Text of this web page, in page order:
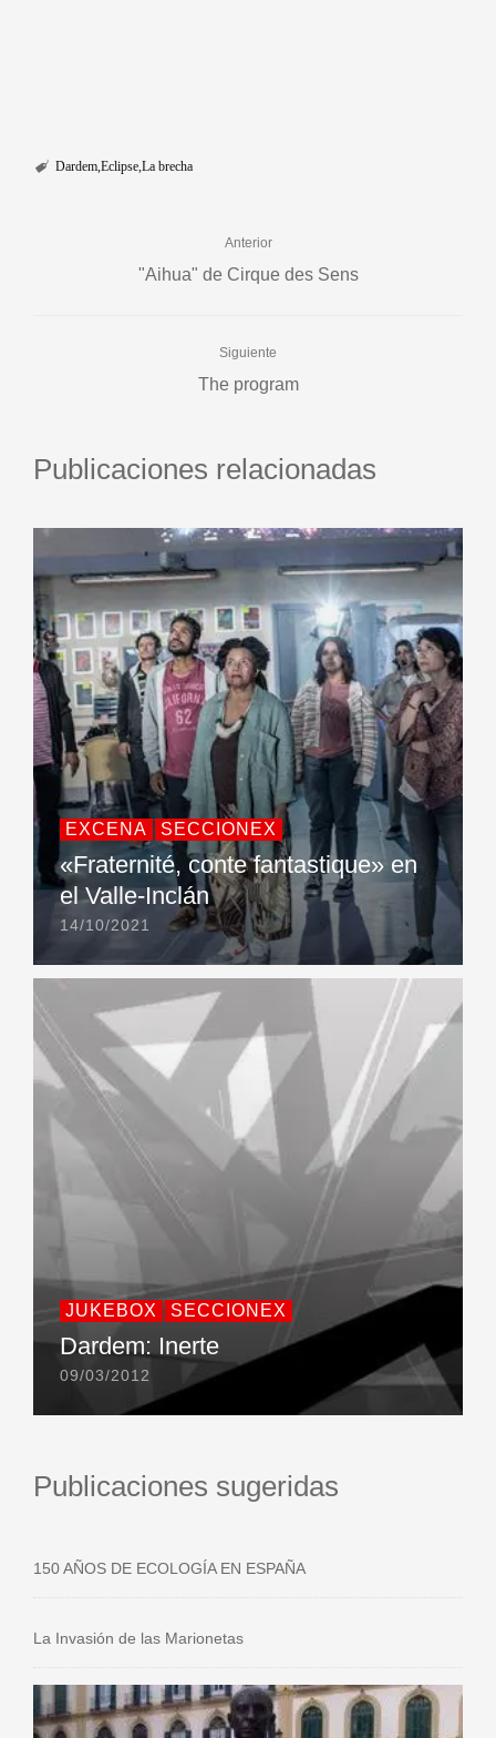
Dardem Eclipse La brecha
Anterior
"Aihua" de Cirque des Sens
Siguiente
The program
Publicaciones relacionadas
EXCENA SECCIONEX
«Fraternité, conte fantastique» en
el Valle-Inclán
14/10/2021
JUKEBOX SECCIONEX
Dardem: Inerte
09/03/2012
Publicaciones sugeridas
150 AÑOS DE ECOLOGÍA EN ESPAÑA
La Invasión de las Marionetas